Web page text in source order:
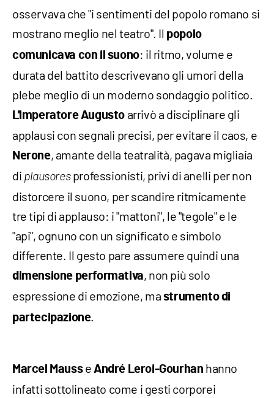
osservava che "i sentimenti del popolo romano si
mostrano meglio nel teatro". Il popolo
comunicava con il suono: il ritmo, volume e
durata del battito descrivevano gli umori della
plebe meglio di un moderno sondaggio politico.
L'imperatore Augusto arrivò a disciplinare gli
applausi con segnali precisi, per evitare il caos, e
Nerone, amante della teatralità, pagava migliaia
di plausoresprofessionisti, privi di anelli per non
distorcere il suono, per scandire ritmicamente
tre tipi di applauso: i "mattoni", le "tegole" e le
"api", ognuno con un significato e simbolo
differente. Il gesto pare assumere quindi una
dimensione performativa, non più solo
espressione di emozione, ma strumento di
partecipazione.
Marcel Mauss e André Leroi-Gourhan hanno
infatti sottolineato come i gesti corporei